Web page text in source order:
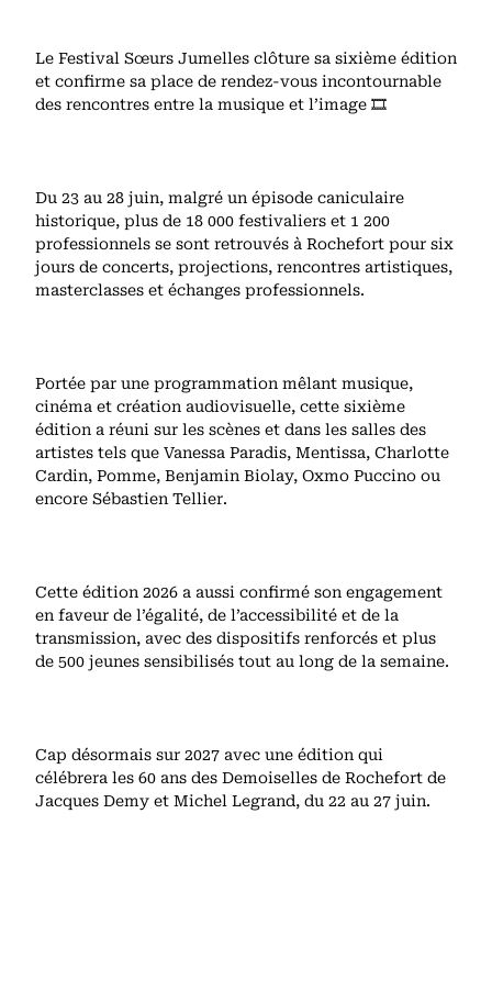
Le Festival Sœurs Jumelles clôture sa sixième édition
et confirme sa place de rendez-vous incontournable
des rencontres entre la musique et l’image 🎞️
Du 23 au 28 juin, malgré un épisode caniculaire
historique, plus de 18 000 festivaliers et 1 200
professionnels se sont retrouvés à Rochefort pour six
jours de concerts, projections, rencontres artistiques,
masterclasses et échanges professionnels.
Portée par une programmation mêlant musique,
cinéma et création audiovisuelle, cette sixième
édition a réuni sur les scènes et dans les salles des
artistes tels que Vanessa Paradis, Mentissa, Charlotte
Cardin, Pomme, Benjamin Biolay, Oxmo Puccino ou
encore Sébastien Tellier.
Cette édition 2026 a aussi confirmé son engagement
en faveur de l’égalité, de l’accessibilité et de la
transmission, avec des dispositifs renforcés et plus
de 500 jeunes sensibilisés tout au long de la semaine.
Cap désormais sur 2027 avec une édition qui
célébrera les 60 ans des Demoiselles de Rochefort de
Jacques Demy et Michel Legrand, du 22 au 27 juin.